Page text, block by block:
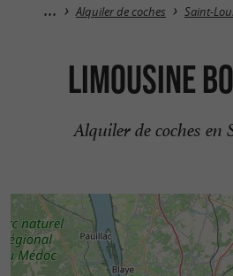
Alquiler de coches Saint-
Limousine
Alquiler de coches en